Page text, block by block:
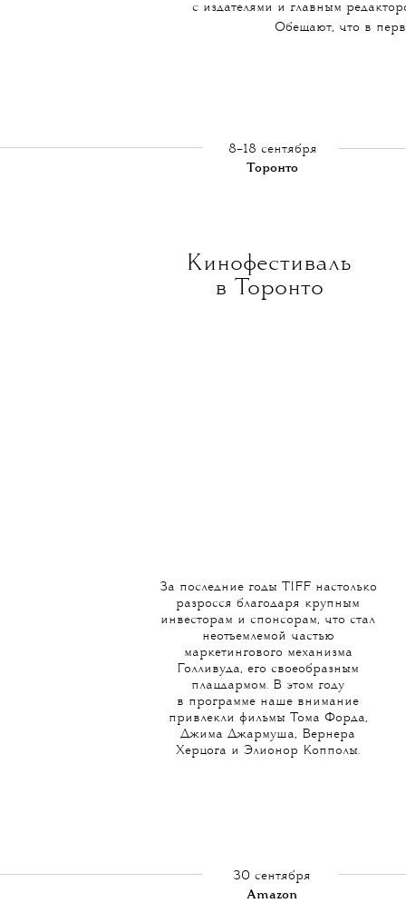
с издателями и главным
Обещают, что в
8–18 сентября
Торонто
Кинофестиваль
в Торонто
За последние годы TIFF настолько
разросся благодаря крупным
инвесторам и спонсорам, что стал
неотъемлемой частью
маркетингового механизма
Голливуда, его своеобразным
плацдармом. В этом году
в программе наше внимание
привлекли фильмы Тома Форда,
Джима Джармуша, Вернера
Херцога и Элионор Копполы.
30 сентября
Amazon